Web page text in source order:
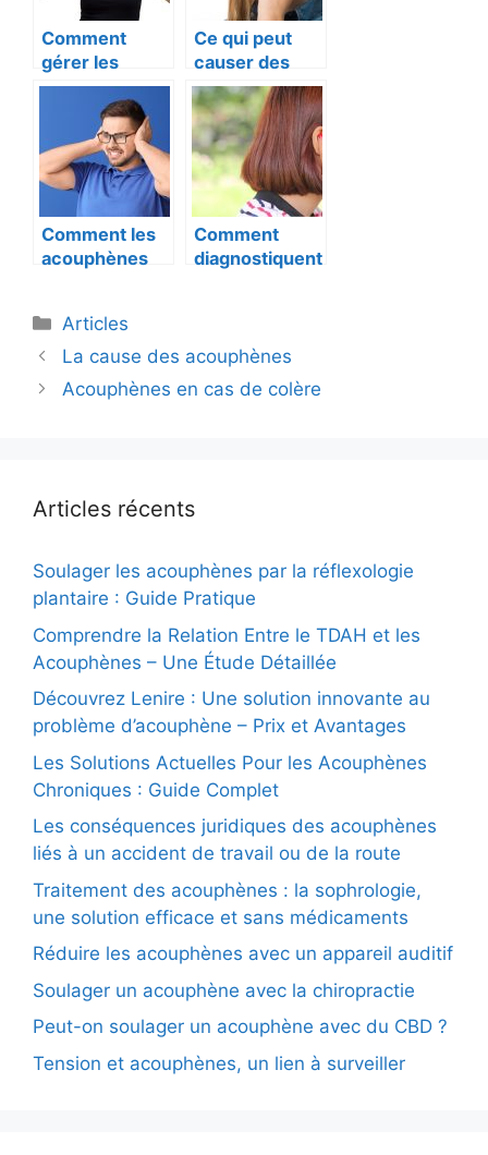
Comment
gérer les
acouphènes
Ce qui peut
causer des
acouphènes
Comment les
acouphènes
Comment
diagnostiquent
C
a
é
i
s
Articles
N
a
t
o
n
d
e
a
r
t
i
c
l
s
La cause des acouphènes
Acouphènes en cas de colère
Articles récents
Soulager les acouphènes par la réflexologie
plantaire : Guide Pratique
Comprendre la Relation Entre le TDAH et les
Acouphènes – Une Étude Détaillée
Découvrez Lenire : Une solution innovante au
problème d’acouphène – Prix et Avantages
Les Solutions Actuelles Pour les Acouphènes
Chroniques : Guide Complet
Les conséquences juridiques des acouphènes
liés à un accident de travail ou de la route
Traitement des acouphènes : la sophrologie,
une solution efficace et sans médicaments
Réduire les acouphènes avec un appareil auditif
Soulager un acouphène avec la chiropractie
Peut-on soulager un acouphène avec du CBD ?
Tension et acouphènes, un lien à surveiller